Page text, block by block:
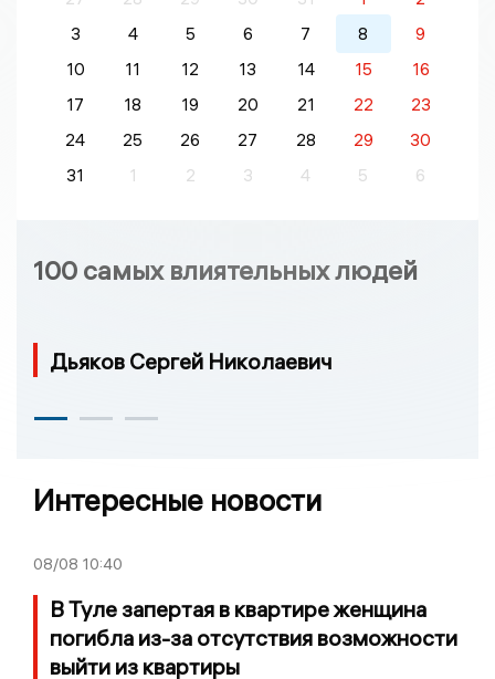
3
4 5 6 7 8
9
10
11 12 13 14 15
16
17
18 19 20 21 22
23
24
25 26 27 28 29
30
31
1 2 3 4 5 6
100 самых влиятельных людей
Дьяков Сергей Николаевич
Интересные новости
08/08 10:40
В Туле запертая в квартире женщина
погибла из-за отсутствия возможности
выйти из квартиры